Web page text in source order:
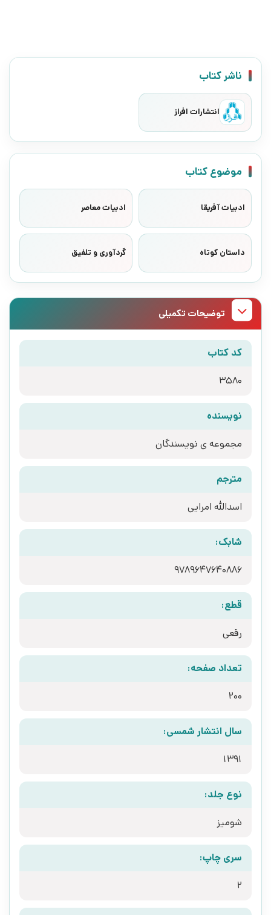
ناشر کتاب
انتشارات افراز
موضوع کتاب
ادبیات آفریقا ادبیات معاصر
داستان کوتاه گردآوری و تلفیق
توضیحات تکمیلی
کد کتاب
3580
نویسنده
مجموعه ی نویسندگان
مترجم
اسدالله امرایی
شابک:
9789647640886
قطع:
رقعی
تعداد صفحه:
200
سال انتشار شمسی:
1391
نوع جلد:
شومیز
سری چاپ:
2